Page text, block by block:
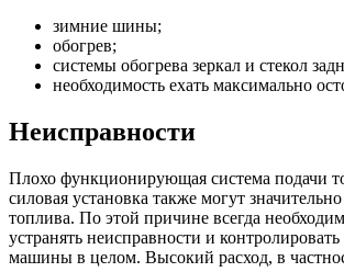
зимние шины;
обогрев;
системы обогрева зеркал и стекол
необходимость ехать максимально
Неисправности
Плохо функционирующая система подачи
силовая установка также могут
топлива. По этой причине всегда
устранять неисправности и контролировать
машины в целом. Высокий расход, в